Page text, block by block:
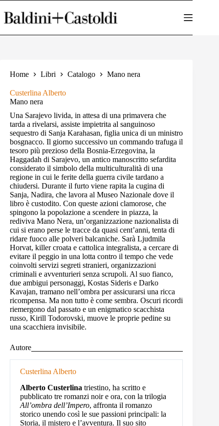
al
contenuto
Home Libri Catalogo Mano nera
Custerlina Alberto
Mano nera
Una Sarajevo livida, in attesa di una primavera che
tarda a rivelarsi, assiste impietrita al sanguinoso
sequestro di Sanja Karahasan, figlia unica di un ministro
bosgnacco. Il giorno successivo un commando trafuga il
tesoro più prezioso della Bosnia-Erzegovina, la
Haggadah di Sarajevo, un antico manoscritto sefardita
considerato il simbolo della multiculturalità di una
regione in cui le ferite della guerra civile tardano a
chiudersi. Durante il furto viene rapita la cugina di
Sanja, Nadira, che lavora al Museo Nazionale dove il
libro è custodito. Con queste azioni clamorose, che
spingono la popolazione a scendere in piazza, la
rediviva Mano Nera, un’organizzazione nazionalista di
cui si erano perse le tracce da quasi cent’anni, tenta di
ridare fuoco alle polveri balcaniche. Sarà Ljudmila
Horvat, killer croata e cattolica integralista, a cercare di
evitare il peggio in una lotta contro il tempo che vede
coinvolti servizi segreti stranieri, organizzazioni
criminali e avventurieri senza scrupoli. Al suo fianco,
due ambigui personaggi, Kostas Sideris e Darko
Kavajan, tramano nell’ombra per assicurarsi una ricca
ricompensa. Ma non tutto è come sembra. Oscuri ricordi
riemergono dal passato e un enigmatico scacchista
russo, Kirill Todorovski, muove le proprie pedine su
una scacchiera invisibile.
Autore
Custerlina Alberto
Alberto Custerlina triestino, ha scritto e
pubblicato tre romanzi noir e ora, con la trilogia
All’ombra dell’Impero, affronta il romanzo
storico unendo così le sue passioni principali: la
Storia, il mistero e l’avventura. Il suo sito